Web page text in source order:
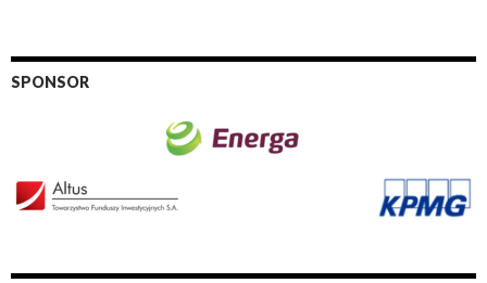
SPONSOR